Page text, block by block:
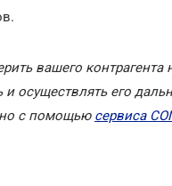
вашего контрагента
и осуществлять его
с помощью сервиса